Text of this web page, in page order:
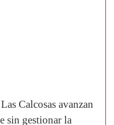
Calcosas avanzan
sin gestionar la